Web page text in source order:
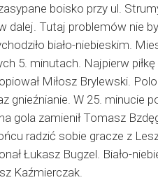
boisko przy ul.
Tutaj problemów nie
biało-niebieskim.
5. minutach. Najpierw
Miłosz Brylewski.
gnieźnianie. W 25. minucie
gola zamienił Tomasz
radzić sobie gracze z
Łukasz Bugzel. Biało-
Kaźmierczak.